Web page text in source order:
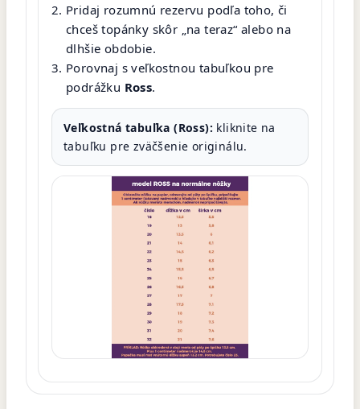
Pridaj rozumnú rezervu podľa toho, či
chceš topánky skôr „na teraz“ alebo na
dlhšie obdobie.
Porovnaj s veľkostnou tabuľkou pre
podrážku Ross.
Veľkostná tabuľka (Ross): kliknite na
tabuľku pre zväčšenie originálu.